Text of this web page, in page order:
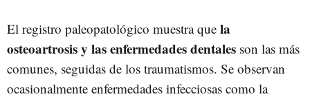
El registro paleopatológico muestra que la
osteoartrosis y las enfermedades dentales son las más
comunes, seguidas de los traumatismos. Se observan
ocasionalmente enfermedades infecciosas como la